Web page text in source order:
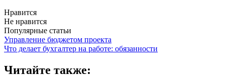
Нравится
Не нравится
Популярные статьи
Управление бюджетом проекта
Что делает бухгалтер на работе: обязанности
Читайте также: